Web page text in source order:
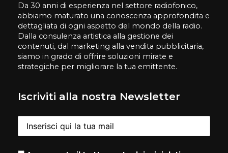
Da 30 anni di esperienza nel settore radiofonico,
abbiamo maturato una conoscenza approfondita e
dettagliata di ogni aspetto del mondo della radio.
Dalla consulenza artistica alla gestione dei
contenuti, dal marketing alla vendita pubblicitaria,
siamo in grado di offrire soluzioni mirate e
strategiche per migliorare la tua emittente.
Iscriviti alla nostra Newsletter